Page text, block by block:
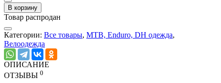
В корзину
Товар распродан
Категории: Все товары, MTB, Enduro, DH одежда,
Велоодежда
ОПИСАНИЕ
ОТЗЫВЫ 0